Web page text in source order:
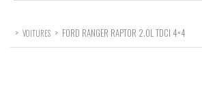
> VOITURES > FORD RANGER RAPTOR 2.0L TDCI 4×4